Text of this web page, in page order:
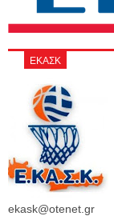
ΕΚΑΣΚ
ekask@otenet.gr